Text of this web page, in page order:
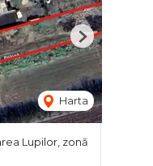
Harta
Next
Lupilor, zonă